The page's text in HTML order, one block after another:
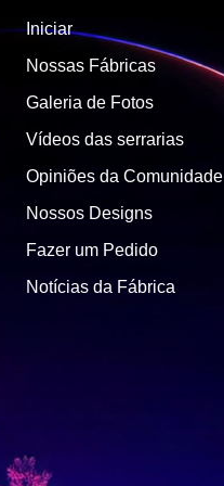
Iniciar
Nossas Fábricas
Galeria de Fotos
Vídeos das serrarias
Opiniões da Comunidade
Nossos Designs
Fazer um Pedido
Notícias da Fábrica